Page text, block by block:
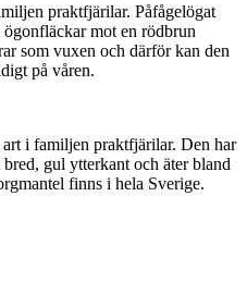
praktfjärilar. Påfågelögat
mot en rödbrun
som vuxen och därför kan den
på våren.
art i familjen praktfjärilar. Den har
gul ytterkant och äter bland
finns i hela Sverige.